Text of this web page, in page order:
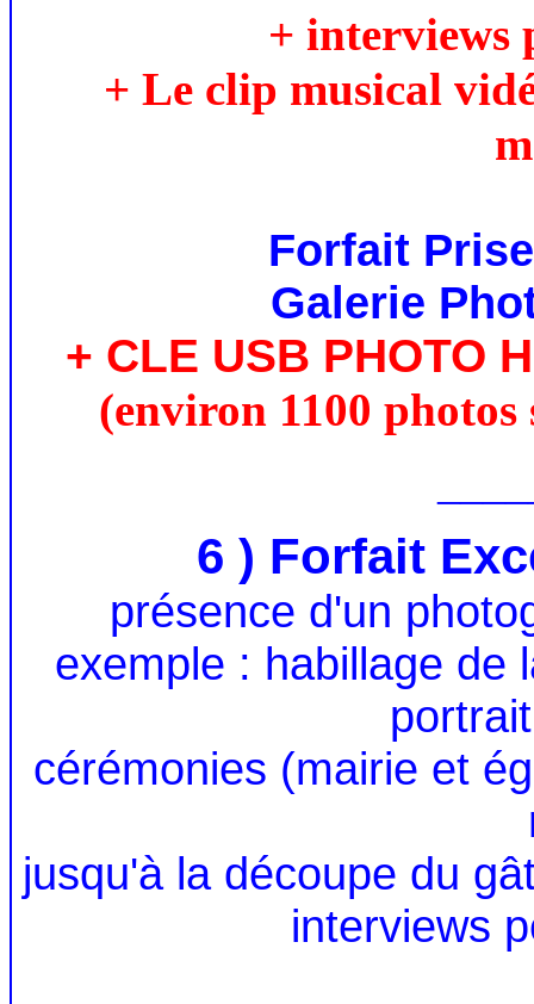
+ interviews
+ Le clip musical
Forfait
Galerie
+ CLE USB PHOTO
(environ 1100 photos
6 ) Forfait
présence d'un
exemple : habillage de
cérémonies (mairie et
jusqu'à la découpe du
interviews